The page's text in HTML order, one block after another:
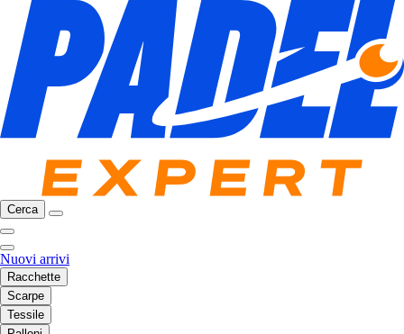
Cerca
Nuovi arrivi
Racchette
Scarpe
Tessile